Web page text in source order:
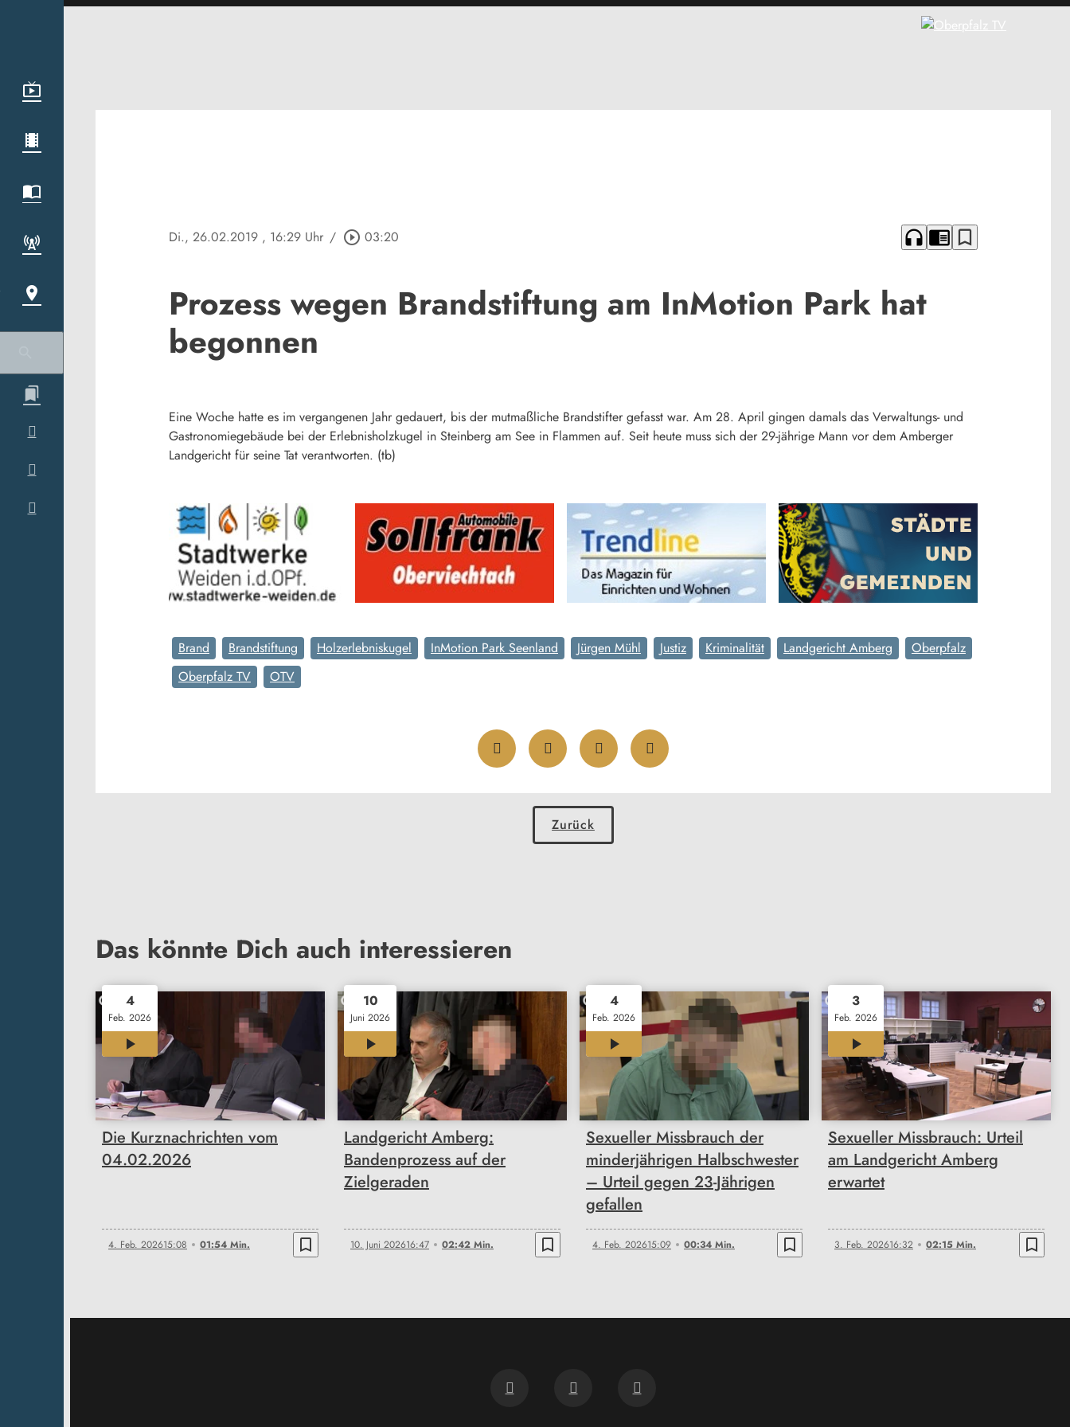
Di., 26.02.2019 , 16:29 Uhr / play_circle_outline 03:20 headphones chrome_reader_mode bookmark_border
Prozess wegen Brandstiftung am InMotion Park hat
begonnen
Eine Woche hatte es im vergangenen Jahr gedauert, bis der mutmaßliche Brandstifter gefasst war. Am 28. April gingen damals das Verwaltungs- und
Gastronomiegebäude bei der Erlebnisholzkugel in Steinberg am See in Flammen auf. Seit heute muss sich der 29-jährige Mann vor dem Amberger
Landgericht für seine Tat verantworten. (tb)
Brand Brandstiftung Holzerlebniskugel InMotion Park Seenland Jürgen Mühl Justiz Kriminalität Landgericht Amberg
Oberpfalz
Oberpfalz TV
OTV
Zurück
Das könnte Dich auch interessieren
4
Feb. 2026
01:54
Die Kurznachrichten vom
04.02.2026
4. Feb. 202615:08 01:54 Min. bookmark_border
10
Juni 2026
02:42
Landgericht Amberg:
Bandenprozess auf der
Zielgeraden
10. Juni 202616:47 02:42 Min. bookmark_border
4
Feb. 2026
00:34
Sexueller Missbrauch der
minderjährigen Halbschwester
– Urteil gegen 23-Jährigen
gefallen
4. Feb. 202615:09 00:34 Min. bookmark_border
3
Feb. 2026
02:15
Sexueller Missbrauch: Urteil
am Landgericht Amberg
erwartet
3. Feb. 202616:32 02:15 Min. bookmark_border